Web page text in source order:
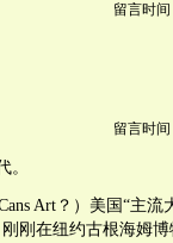
留言时间
留言时间
。
Art？）美国“主流
刚在纽约古根海姆